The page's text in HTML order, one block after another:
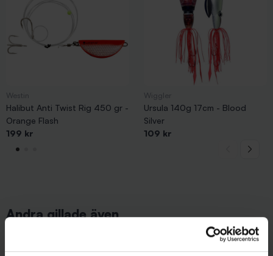
Halibut Anti Twist Rig 450 gr -
Orange Flash
199 kr
Ursula 140g 17cm - Blood
Silver
109 kr
Andra gillade även